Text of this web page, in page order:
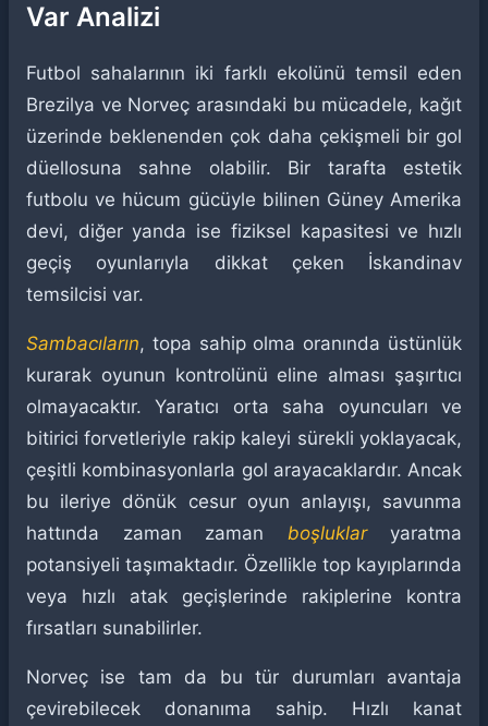
Var Analizi
Futbol sahalarının iki farklı ekolünü temsil eden
Brezilya ve Norveç arasındaki bu mücadele, kağıt
üzerinde beklenenden çok daha çekişmeli bir gol
düellosuna sahne olabilir. Bir tarafta estetik
futbolu ve hücum gücüyle bilinen Güney Amerika
devi, diğer yanda ise fiziksel kapasitesi ve hızlı
geçiş oyunlarıyla dikkat çeken İskandinav
temsilcisi var.
Sambacıların, topa sahip olma oranında üstünlük
kurarak oyunun kontrolünü eline alması şaşırtıcı
olmayacaktır. Yaratıcı orta saha oyuncuları ve
bitirici forvetleriyle rakip kaleyi sürekli yoklayacak,
çeşitli kombinasyonlarla gol arayacaklardır. Ancak
bu ileriye dönük cesur oyun anlayışı, savunma
hattında zaman zaman boşluklaryaratma
potansiyeli taşımaktadır. Özellikle top kayıplarında
veya hızlı atak geçişlerinde rakiplerine kontra
fırsatları sunabilirler.
Norveç ise tam da bu tür durumları avantaja
çevirebilecek donanıma sahip. Hızlı kanat